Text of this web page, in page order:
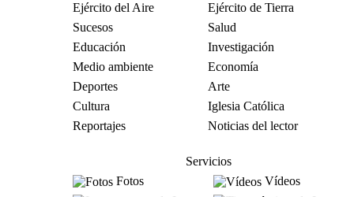
Ejército del Aire
Ejército de Tierra
Sucesos
Salud
Educación
Investigación
Medio ambiente
Economía
Deportes
Arte
Cultura
Iglesia Católica
Reportajes
Noticias del lector
Servicios
Fotos
Vídeos